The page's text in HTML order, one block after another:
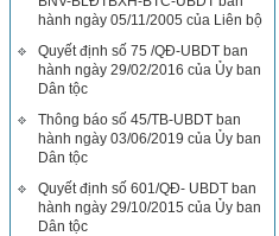
hành ngày 05/11/2005 của Liên bộ
Quyết định số 75 /QĐ-UBDT ban
hành ngày 29/02/2016 của Ủy ban
Dân tộc
Thông báo số 45/TB-UBDT ban
hành ngày 03/06/2019 của Ủy ban
Dân tộc
Quyết định số 601/QĐ- UBDT ban
hành ngày 29/10/2015 của Ủy ban
Dân tộc